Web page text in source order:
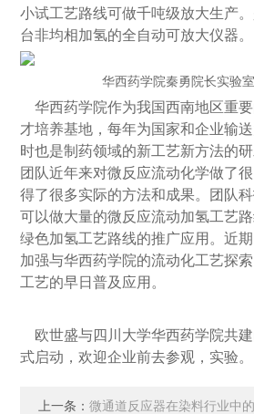
小试工艺路线可做千吨级放大生产
台非均相加氢的全自动可放大仪器。
华西药学院秦勇院长实验
华西药学院作为我国西南地区重
才培养基地，每年为国家和企业输
时也是制药领域的新工艺新方法的
团队近年来对微反应流动化学做了
得了很多实际的方法和成果。团队
可以做大量的微反应流动加氢工艺
绿色加氢工艺路线的推广应用。近
加强与华西药学院的流动化工艺探
工艺的早日普及应用。
欧世盛与四川大学华西药学院共
式启动，欢迎企业前去参观，实验。
上一条：微通道反应器在染料行业中